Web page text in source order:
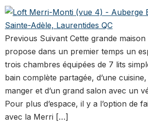
Previous Suivant Cette grande maison
propose dans un premier temps un
trois chambres équipées de 7 lits
bain complète partagée, d’une cuisine,
manger et d’un grand salon avec un
Pour plus d’espace, il y a l’option de
avec la Merri […]